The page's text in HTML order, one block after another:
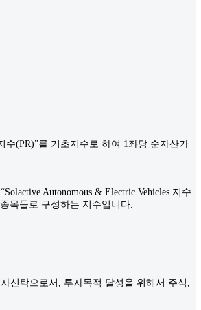
수(PR)”를 기초지수로 하여 1좌당 순자산가
Autonomous & Electric Vehicles 지수
목들로 구성하는 지수입니다.
신탁으로서, 투자목적 달성을 위해서 주식,